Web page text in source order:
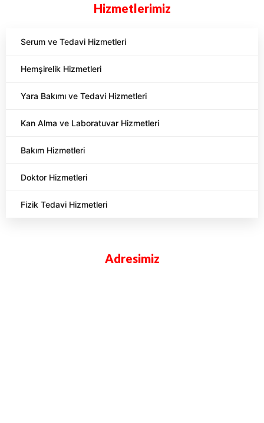
Hizmetlerimiz
Serum ve Tedavi Hizmetleri
Hemşirelik Hizmetleri
Yara Bakımı ve Tedavi Hizmetleri
Kan Alma ve Laboratuvar Hizmetleri
Bakım Hizmetleri
Doktor Hizmetleri
Fizik Tedavi Hizmetleri
Adresimiz